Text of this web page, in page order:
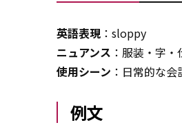
英語表現 ：sloppy
ニュアンス ：服装・字
使用シーン ：日常的な
例文